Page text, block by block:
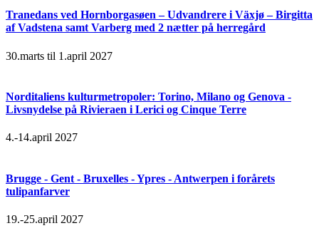
Tranedans ved Hornborgasøen – Udvandrere i Växjø – Birgitta
af Vadstena samt Varberg med 2 nætter på herregård
30.marts til 1.april 2027
Norditaliens kulturmetropoler: Torino, Milano og Genova -
Livsnydelse på Rivieraen i Lerici og Cinque Terre
4.-14.april 2027
Brugge - Gent - Bruxelles - Ypres - Antwerpen i forårets
tulipanfarver
19.-25.april 2027